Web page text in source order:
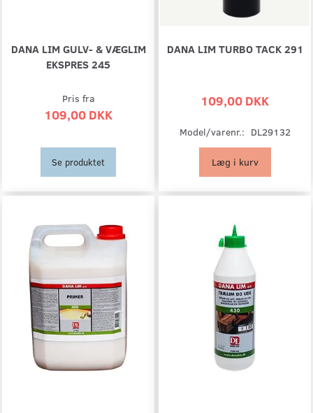
DANA LIM GULV- & VÆGLIM
EKSPRES 245
Pris fra
109,00 DKK
Se produktet
DANA LIM TURBO TACK 291
109,00 DKK
Model/varenr.: DL29132
Læg i kurv